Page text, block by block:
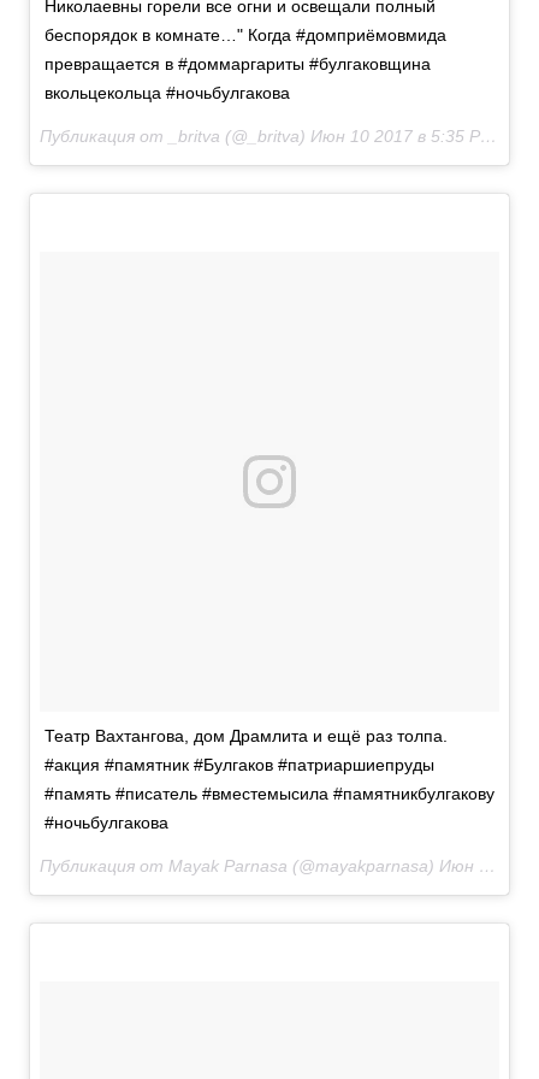
Николаевны горели все огни и освещали полный
беспорядок в комнате…" Когда #домприёмовмида
превращается в #доммаргариты #булгаковщина
вкольцекольца #ночьбулгакова
Публикация от _britva (@_britva) Июн 10 2017 в 5:35 PDT
Театр Вахтангова, дом Драмлита и ещё раз толпа.
#акция #памятник #Булгаков #патриаршиепруды
#память #писатель #вместемысила #памятникбулгакову
#ночьбулгакова
Публикация от Mayak Parnasa (@mayakparnasa) Июн 10 2017 в 1:47 PDT